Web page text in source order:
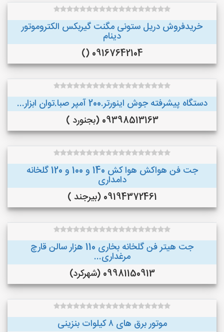
خریدفروش دریل ستونی مگنت گیربکس الکتروموتور
دینام
09167642104 ()
دستگاه پیشرفته جوش اینورتر.200 آمپر صبا.توان ابزار...
09398513163 (بجنورد )
جت فن هواکش هوا کش 140 و 100 و 120 گلخانه
دامداری
09194372461 (بیرجند )
جت هیتر فن گلخانه بخاری 110 هزار سالن قارچ
مرغداری...
09981150913 (شهرکرد)
موتور برق های ٨ کیلوات بنزینی